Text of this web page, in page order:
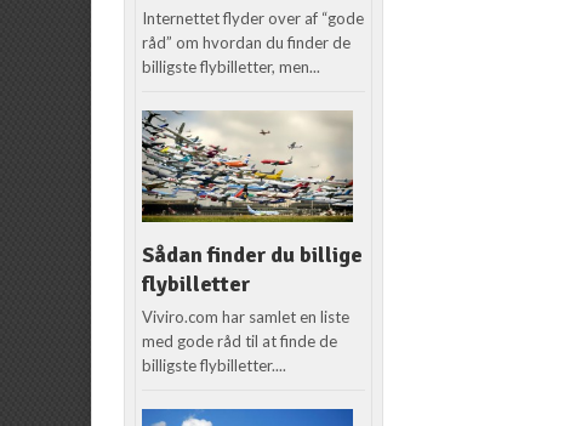
Internettet flyder over af “gode
råd” om hvordan du finder de
billigste flybilletter, men...
Sådan finder du billige
flybilletter
Viviro.com har samlet en liste
med gode råd til at finde de
billigste flybilletter....